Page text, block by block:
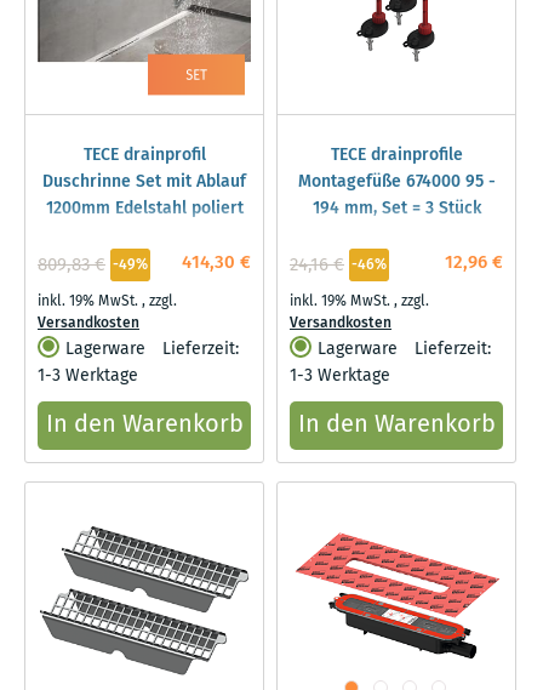
TECE drainprofil
Duschrinne Set mit Ablauf
1200mm Edelstahl poliert
414,30 €
809,83 € -49%
inkl. 19% MwSt.,zzgl.
Versandkosten
Lagerware
Lieferzeit:
1-3 Werktage
In den Warenkorb
TECE drainprofile
Montagefüße 674000 95 -
194 mm, Set = 3 Stück
12,96 €
24,16 € -46%
inkl. 19% MwSt.,zzgl.
Versandkosten
Lagerware
Lieferzeit:
1-3 Werktage
In den Warenkorb